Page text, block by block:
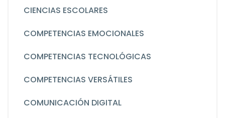
CIENCIAS ESCOLARES
COMPETENCIAS EMOCIONALES
COMPETENCIAS TECNOLÓGICAS
COMPETENCIAS VERSÁTILES
COMUNICACIÓN DIGITAL